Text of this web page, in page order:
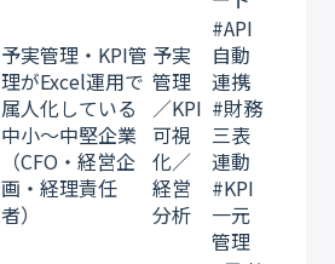
予実管理・KPI管
理がExcel運用で
属人化している
中小〜中堅企業
（CFO・経営企
画・経理責任
者）
予実
管理
／KPI
可視
化／
経営
分析
#API
自動
連携
#財務
三表
連動
#KPI
一元
管理